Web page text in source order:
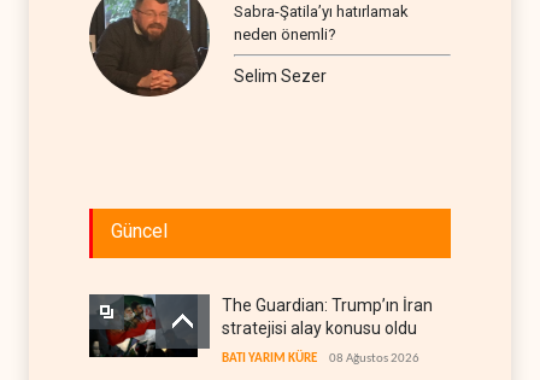
Sabra-Şatila’yı hatırlamak
neden önemli?
Selim Sezer
Güncel
The Guardian: Trump’ın İran
stratejisi alay konusu oldu
BATI YARIM KÜRE 08 Ağustos 2026